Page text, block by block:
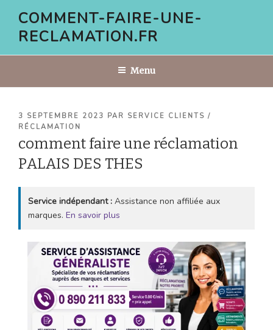
contenu
COMMENT-FAIRE-UNE-
RECLAMATION.FR
Menu
PUBLIÉ
LE
3 SEPTEMBRE 2023 PAR SERVICE CLIENTS /
RÉCLAMATION
comment faire une réclamation
PALAIS DES THES
Service indépendant : Assistance non affiliée aux
marques. En savoir plus